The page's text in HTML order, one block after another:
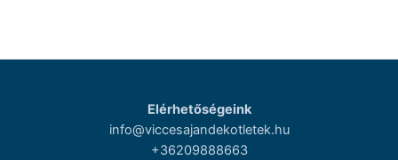
Elérhetőségeink
info@viccesajandekotletek.hu
+36209888663